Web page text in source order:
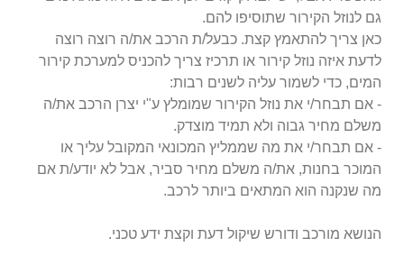
גם לנוזל הקירור שתוסיפו להם.
כאן צריך להתאמץ קצת. כבעל/ת הרכב את/ה רוצה רוצה
לדעת איזה נוזל קירור או תרכיז צריך להכניס למערכת קירור
המים, כדי לשמור עליה לשנים רבות:
- אם תבחר/י את נוזל הקירור שמומלץ ע"י יצרן הרכב את/ה
משלם מחיר גבוה ולא תמיד מוצדק.
- אם תבחר/י את מה שממליץ המכונאי המקובל עליך או
המוכר בחנות, את/ה משלם מחיר סביר, אבל לא יודע/ת אם
מה שנקנה הוא המתאים ביותר לרכב.
הנושא מורכב ודורש שיקול דעת וקצת ידע טכני.